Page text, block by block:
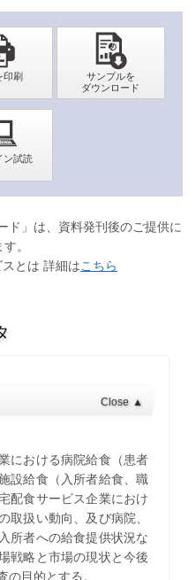
ド」は、資料発刊後のご提供に
。
とは 詳細はこちら
Close ▲
における病院給食（患者
設給食（入所者給食、職
配食サービス企業におけ
取扱い動向、及び病院、
所者への給食提供状況な
戦略と市場の現状と今後
の目的とする。